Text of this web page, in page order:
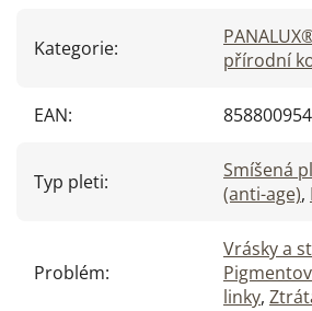
Kategorie:
přírodní
EAN:
Typ pleti: Smíšená
(anti-age),
Problém:
Vrásky a
linky,